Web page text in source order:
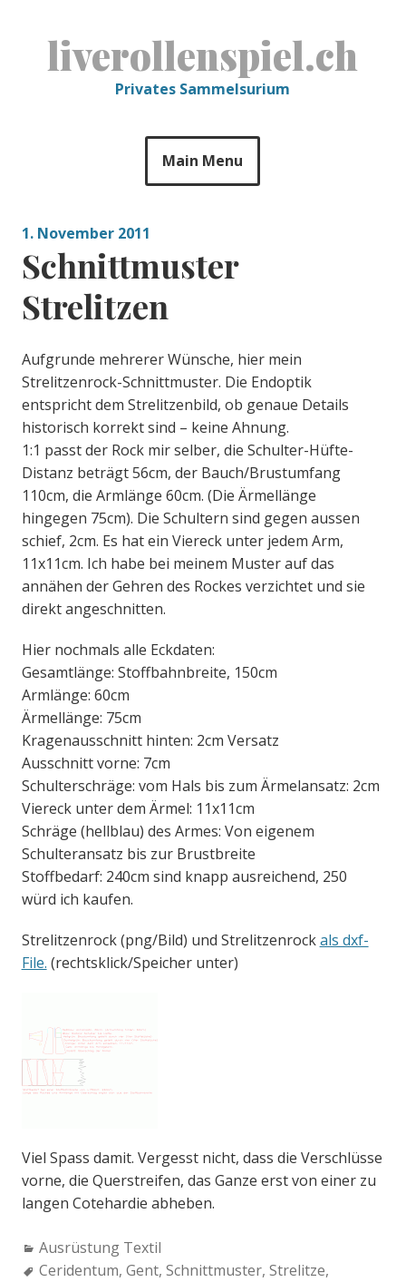
liverollenspiel.ch
Privates Sammelsurium
Main Menu
1. November 2011
Schnittmuster
Strelitzen
Aufgrunde mehrerer Wünsche, hier mein
Strelitzenrock-Schnittmuster. Die Endoptik
entspricht dem Strelitzenbild, ob genaue Details
historisch korrekt sind – keine Ahnung.
1:1 passt der Rock mir selber, die Schulter-Hüfte-
Distanz beträgt 56cm, der Bauch/Brustumfang
110cm, die Armlänge 60cm. (Die Ärmellänge
hingegen 75cm). Die Schultern sind gegen aussen
schief, 2cm. Es hat ein Viereck unter jedem Arm,
11x11cm. Ich habe bei meinem Muster auf das
annähen der Gehren des Rockes verzichtet und sie
direkt angeschnitten.
Hier nochmals alle Eckdaten:
Gesamtlänge: Stoffbahnbreite, 150cm
Armlänge: 60cm
Ärmellänge: 75cm
Kragenausschnitt hinten: 2cm Versatz
Ausschnitt vorne: 7cm
Schulterschräge: vom Hals bis zum Ärmelansatz: 2cm
Viereck unter dem Ärmel: 11x11cm
Schräge (hellblau) des Armes: Von eigenem
Schulteransatz bis zur Brustbreite
Stoffbedarf: 240cm sind knapp ausreichend, 250
würd ich kaufen.
Strelitzenrock (png/Bild) und Strelitzenrockals dxf-
File. (rechtsklick/Speicher unter)
Viel Spass damit. Vergesst nicht, dass die Verschlüsse
vorne, die Querstreifen, das Ganze erst von einer zu
langen Cotehardie abheben.
Categories:
Ausrüstung Textil
Tags:
Ceridentum, Gent, Schnittmuster, Strelitze,